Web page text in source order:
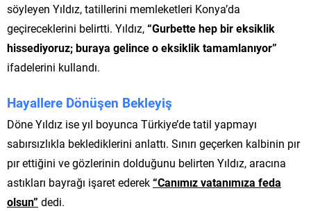
söyleyen Yıldız, tatillerini memleketleri Konya’da
geçireceklerini belirtti. Yıldız,“Gurbette hep bir eksiklik
hissediyoruz; buraya gelince o eksiklik tamamlanıyor”
ifadelerini kullandı.
Hayallere Dönüşen Bekleyiş
Döne Yıldız ise yıl boyunca Türkiye’de tatil yapmayı
sabırsızlıkla beklediklerini anlattı. Sınırı geçerken kalbinin pır
pır ettiğini ve gözlerinin dolduğunu belirten Yıldız, aracına
astıkları bayrağı işaret ederek“Canımız vatanımıza feda
olsun” dedi.